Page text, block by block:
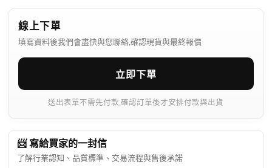
線上下單
填寫資料後我們會盡快與您聯絡,確認現貨與最終報價
立即下單
送出表單不需先付款,確認訂單後才安排付款與出貨
📨 寫給買家的一封信
了解行業認知、品質標準、交易流程與售後承諾